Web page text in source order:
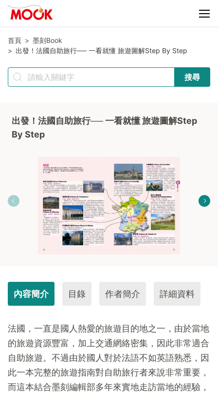
首頁
墨刻Book
出發！法國自助旅行── 一看就懂 旅遊圖解Step By Step
搜尋
出發！法國自助旅行── 一看就懂 旅遊圖解Step
By Step
內容簡介 目錄 作者簡介 詳細資料
法國，一直是國人熱愛的旅遊目的地之一，由於當地
的旅遊資源豐富，加上交通網絡密集，因此非常適合
自助旅遊。不過由於國人對於法語不如英語熟悉，因
此一本完整的旅遊指南對自助旅行者來說非常重要，
而這本結合墨刻編輯部多年來實地走訪當地的經驗，